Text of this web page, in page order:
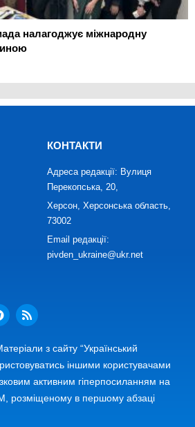
налагоджує міжнародну
КОНТАКТИ
Адреса редакції: Вулиця
Перекопська, 20,
Херсон, Херсонська область,
73002
Email редакції:
pivden_ukraine@ukr.net
з сайту “Український
іншими користувачами
активним гіперпосиланням на
розміщеному в першому абзаці